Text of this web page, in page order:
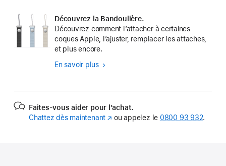
Découvrez la Bandoulière.
Découvrez comment l’attacher à certaines
coques Apple, l’ajuster, remplacer les attaches,
et plus encore.
En savoir plus
Faites-vous aider pour l’achat.
Chattez dès maintenant (s’ouvre
ou appelez le 0800 93 932.